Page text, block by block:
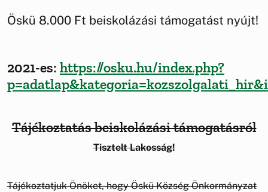
Öskü 8.000 Ft beiskolázási támogatást nyújt!
2021-es: https://osku.hu/index.php?
Tájékoztatás beiskolázási támogatásról
Tisztelt Lakosság!
Tájékoztatjuk Önöket, hogy Öskü Község Önkormányzat